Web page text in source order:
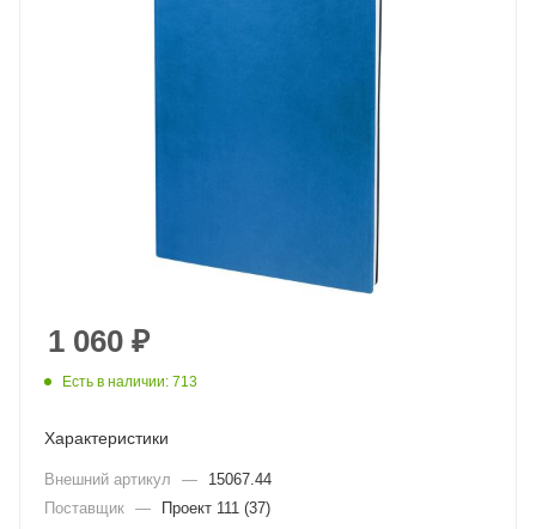
1 060 ₽
Есть в наличии: 713
Характеристики
Внешний артикул —
15067.44
Поставщик —
Проект 111 (37)